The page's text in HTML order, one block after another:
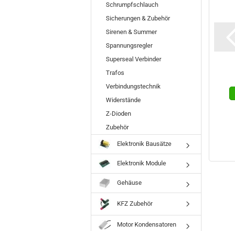
Kondensator
Sortiment ca.100
gemischt S007 Kemo
Schrumpfschlauch
Sicherungen & Zubehör
Sirenen & Summer
Spannungsregler
Superseal Verbinder
Trafos
Verbindungstechnik
Widerstände
Z-Dioden
Zubehör
Elektronik Bausätze
Elektronik Module
Gehäuse
KFZ Zubehör
Motor Kondensatoren